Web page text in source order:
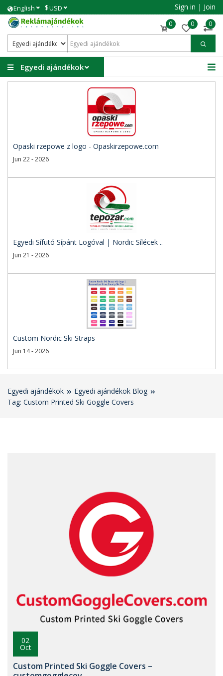
English $USD Sign in | Join
0 0 0
Egyedi ajándékok
Opaski rzepowe z logo - Opaskirzepowe.com
Jun 22 - 2026
Egyedi Sífutó Sípánt Logóval | Nordic Sílécek ..
Jun 21 - 2026
Custom Nordic Ski Straps
Jun 14 - 2026
Egyedi ajándékok
Egyedi ajándékok Blog
Tag: Custom Printed Ski Goggle Covers
02
Oct
Custom Printed Ski Goggle Covers –